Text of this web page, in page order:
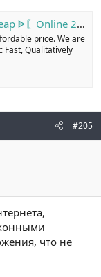
〘Online 24/7〙
price. We are
Fast, Qualitatively
#205
что не